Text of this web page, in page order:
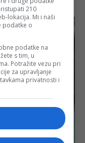
210
lokacija. Mi i naši
podatke o
podatke na
s tim, u
Potražite vezu pri
za upravljanje
privatnosti i